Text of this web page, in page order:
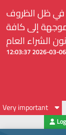
على المنصة
الخ. (المادة 109 :
Very important